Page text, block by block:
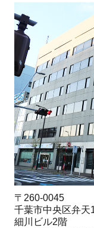
〒260-0045
千葉市中央区弁天
細川ビル2階